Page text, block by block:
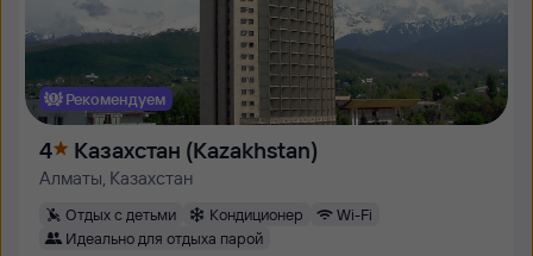
Рекомендуем
4 Казахстан (Kazakhstan)
Алматы, Казахстан
Отдых с детьми Кондиционер
Wi-Fi
Идеально для отдыха парой